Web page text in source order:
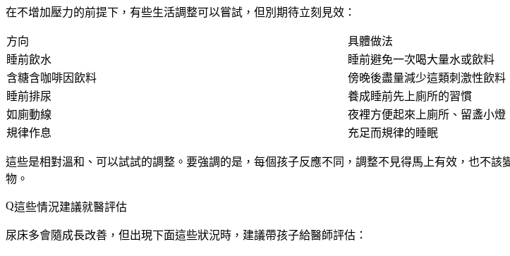
在不增加壓力的前提下，有些生活調整可以嘗試，但別期待立刻見效：
方向
具體做法
睡前飲水
睡前避免一次喝大量水或飲料
含糖含咖啡因飲料
傍晚後盡量減少這類刺激性飲料
睡前排尿
養成睡前先上廁所的習慣
如廁動線
夜裡方便起來上廁所、留盞小燈
規律作息
充足而規律的睡眠
這些是相對溫和、可以試試的調整。要強調的是，每個孩子反應不同，調整不見得馬上有效，也不
物。
這些情況建議就醫評估
尿床多會隨成長改善，但出現下面這些狀況時，建議帶孩子給醫師評估：